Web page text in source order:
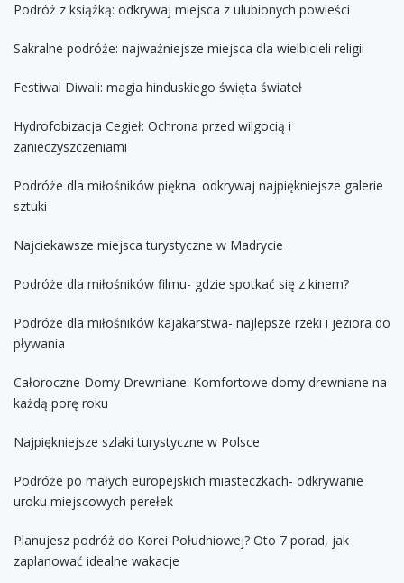
Podróż z książką: odkrywaj miejsca z ulubionych powieści
Sakralne podróże: najważniejsze miejsca dla wielbicieli religii
Festiwal Diwali: magia hinduskiego święta świateł
Hydrofobizacja Cegieł: Ochrona przed wilgocią i
zanieczyszczeniami
Podróże dla miłośników piękna: odkrywaj najpiękniejsze galerie
sztuki
Najciekawsze miejsca turystyczne w Madrycie
Podróże dla miłośników filmu- gdzie spotkać się z kinem?
Podróże dla miłośników kajakarstwa- najlepsze rzeki i jeziora do
pływania
Całoroczne Domy Drewniane: Komfortowe domy drewniane na
każdą porę roku
Najpiękniejsze szlaki turystyczne w Polsce
Podróże po małych europejskich miasteczkach- odkrywanie
uroku miejscowych perełek
Planujesz podróż do Korei Południowej? Oto 7 porad, jak
zaplanować idealne wakacje